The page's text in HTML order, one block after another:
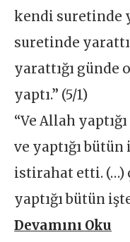
kendi suretinde
suretinde
yarattığı günde
yaptı.” (5/1)
“Ve Allah
ve yaptığı
istirahat etti. (…)
yaptığı bütün
Devamını Oku